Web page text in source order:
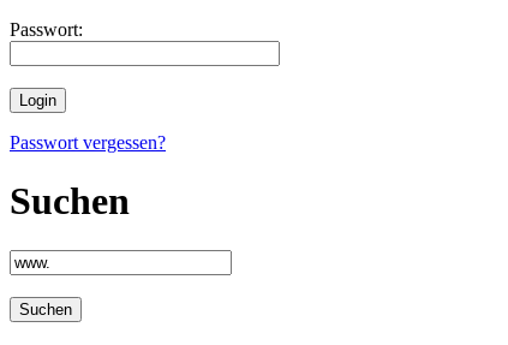
Passwort:
Passwort vergessen?
Suchen